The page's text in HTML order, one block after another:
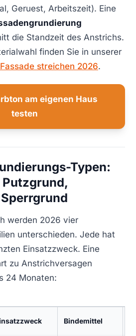
Geruest, Arbeitszeit). Eine
die Standzeit des Anstrichs.
finden Sie in unserer
streichen 2026.
am eigenen Haus
testen
Typen:
werden 2026 vier
unterschieden. Jede hat
Einsatzzweck. Eine
zu Anstrichversagen
24 Monaten:
Bindemittel